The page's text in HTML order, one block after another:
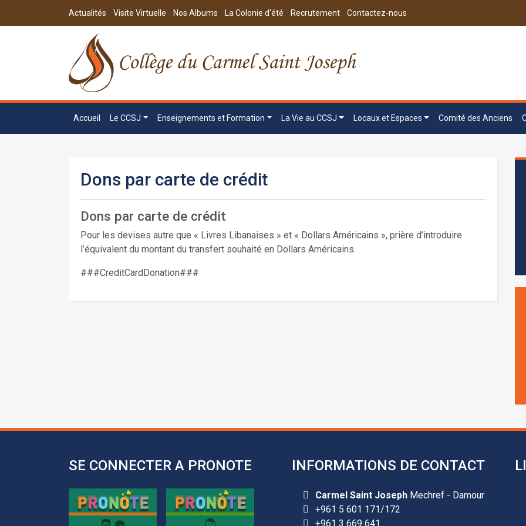
Actualités Visite Virtuelle Nos Albums La Colonie d'été Recrutement Contactez-nous
Accueil Le CCSJ Enseignements et Formation La Vie au CCSJ Locaux et Espaces Comité des Anciens
Dons par carte de crédit
Dons par carte de crédit
Pour les devises autre que « Livres Libanaises » et « Dollars Américains », prière d’introduire
l’équivalent du montant du transfert souhaité en Dollars Américains.
###CreditCardDonation###
SE CONNECTER A PRONOTE INFORMATIONS DE CONTACT
Carmel Saint JosephMechref - Damour
+961 5 601 171/172
+961 3 669 641